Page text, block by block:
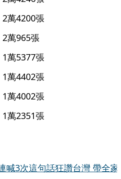
2萬4200張
2萬965張
1萬5377張
1萬4402張
1萬4002張
1萬2351張
喊3次這句話狂讚台灣 帶全家